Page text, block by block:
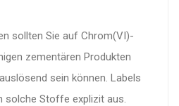
sollten Sie auf Chrom(VI)-
zementären Produkten
sein können. Labels
solche Stoffe explizit aus.